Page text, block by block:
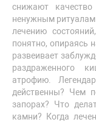
снижают
ненужным
лечению
понятно, опираясь
развеивает
раздраженного
атрофию.
действенны? Чем
запорах? Что
камни? Когда